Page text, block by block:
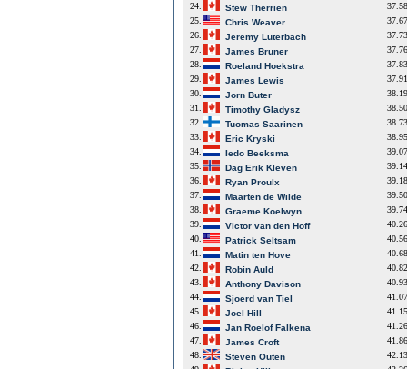
24.
Stew Therrien
37.58
25.
Chris Weaver
37.67
26.
Jeremy Luterbach
37.73
27.
James Bruner
37.76
28.
Roeland Hoekstra
37.83
29.
James Lewis
37.91
30.
Jorn Buter
38.19
31.
Timothy Gladysz
38.50
32.
Tuomas Saarinen
38.73
33.
Eric Kryski
38.95
34.
Iedo Beeksma
39.07
35.
Dag Erik Kleven
39.14
36.
Ryan Proulx
39.18
37.
Maarten de Wilde
39.50
38.
Graeme Koelwyn
39.74
39.
Victor van den Hoff
40.26
40.
Patrick Seltsam
40.56
41.
Matin ten Hove
40.68
42.
Robin Auld
40.82
43.
Anthony Davison
40.93
44.
Sjoerd van Tiel
41.07
45.
Joel Hill
41.15
46.
Jan Roelof Falkena
41.26
47.
James Croft
41.86
48.
Steven Outen
42.13